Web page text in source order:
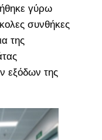
γύρω
συνθήκες
της
εξόδων της